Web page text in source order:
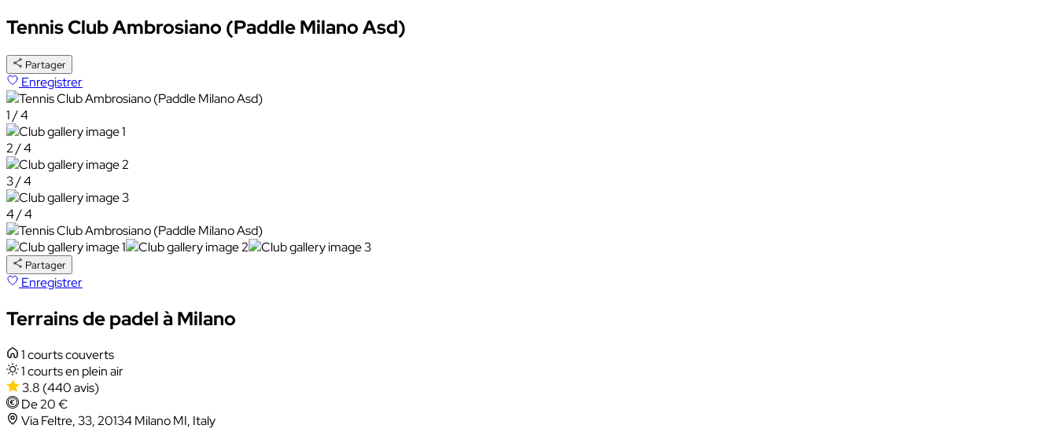
Tennis Club Ambrosiano (Paddle Milano Asd)
Partager
Enregistrer
1 / 4
2 / 4
3 / 4
4 / 4
Partager
Enregistrer
Terrains de padel à Milano
1 courts couverts
1 courts en plein air
3.8 (440 avis)
De 20 €
Via Feltre, 33, 20134 Milano MI, Italy